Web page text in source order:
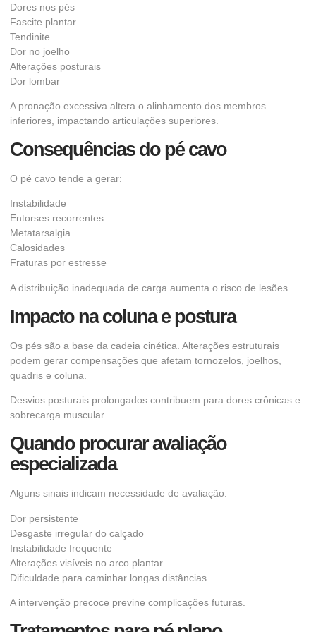
Dores nos pés
Fascite plantar
Tendinite
Dor no joelho
Alterações posturais
Dor lombar
A pronação excessiva altera o alinhamento dos membros
inferiores, impactando articulações superiores.
Consequências do pé cavo
O pé cavo tende a gerar:
Instabilidade
Entorses recorrentes
Metatarsalgia
Calosidades
Fraturas por estresse
A distribuição inadequada de carga aumenta o risco de lesões.
Impacto na coluna e postura
Os pés são a base da cadeia cinética. Alterações estruturais
podem gerar compensações que afetam tornozelos, joelhos,
quadris e coluna.
Desvios posturais prolongados contribuem para dores crônicas e
sobrecarga muscular.
Quando procurar avaliação
especializada
Alguns sinais indicam necessidade de avaliação:
Dor persistente
Desgaste irregular do calçado
Instabilidade frequente
Alterações visíveis no arco plantar
Dificuldade para caminhar longas distâncias
A intervenção precoce previne complicações futuras.